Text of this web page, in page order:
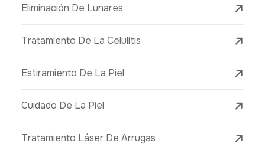
Eliminación De Lunares
Tratamiento De La Celulitis
Estiramiento De La Piel
Cuidado De La Piel
Tratamiento Láser De Arrugas